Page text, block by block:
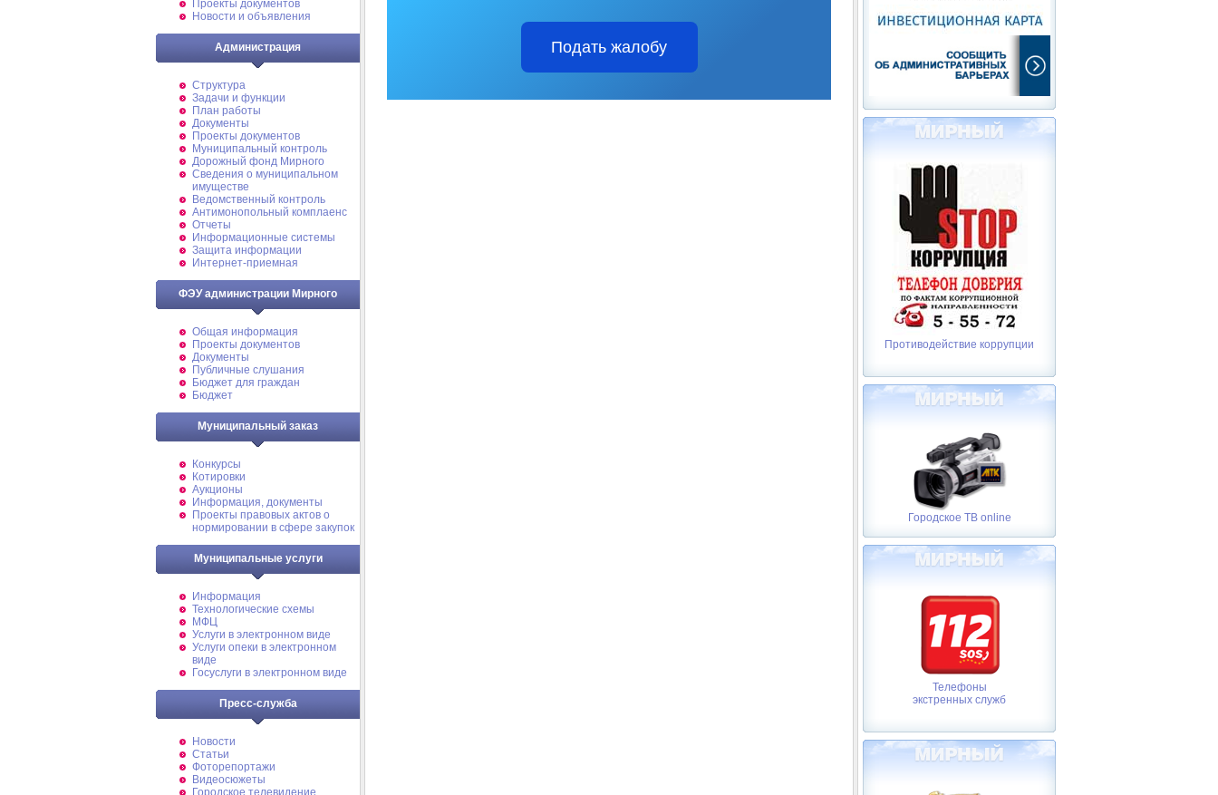
Проекты документов
Новости и объявления
Администрация
Структура
Задачи и функции
План работы
Документы
Проекты документов
Муниципальный контроль
Дорожный фонд Мирного
Cведения о муниципальном
имуществе
Ведомственный контроль
Антимонопольный комплаенс
Отчеты
Информационные системы
Защита информации
Интернет-приемная
ФЭУ администрации Мирного
Общая информация
Проекты документов
Документы
Публичные слушания
Бюджет для граждан
Бюджет
Муниципальный заказ
Конкурсы
Котировки
Аукционы
Информация, документы
Проекты правовых актов о
нормировании в сфере закупок
Муниципальные услуги
Информация
Технологические схемы
МФЦ
Услуги в электронном виде
Услуги опеки в электронном
виде
Госуслуги в электронном виде
Пресс-служба
Новости
Статьи
Фоторепортажи
Видеосюжеты
Городское телевидение
Подать жалобу
Противодействие коррупции
Городское ТВ online
Телефоны
экстренных служб